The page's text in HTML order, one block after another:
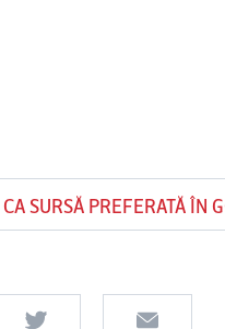
CA SURSĂ PREFERATĂ ÎN